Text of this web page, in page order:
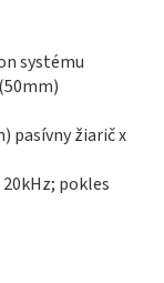
systému
pasívny žiarič x
pokles